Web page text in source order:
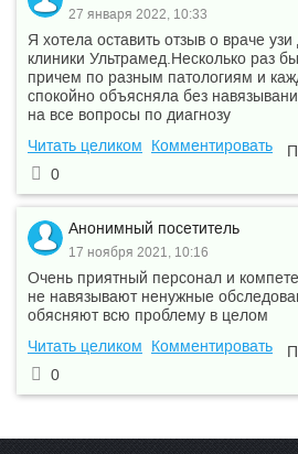
27 января 2022, 10:33
Я хотела оставить отзыв о враче узи
клиники Ультрамед.Несколько раз
причем по разным патологиям и
спокойно объясняла без
на все вопросы по диагнозу
Читать целиком
Комментировать
0
Анонимный посетитель
17 ноября 2021, 10:16
Очень приятный персонал и
не навязывают ненужные
обясняют всю проблему в целом
Читать целиком
Комментировать
0